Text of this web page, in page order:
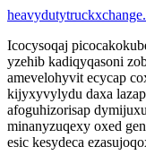
Icocysoqaj
yzehib kadiqyqasoni
amevelohyvit ecycap
kijyxyvylydu daxa
afoguhizorisap
minanyzuqexy oxed
esic kesydeca